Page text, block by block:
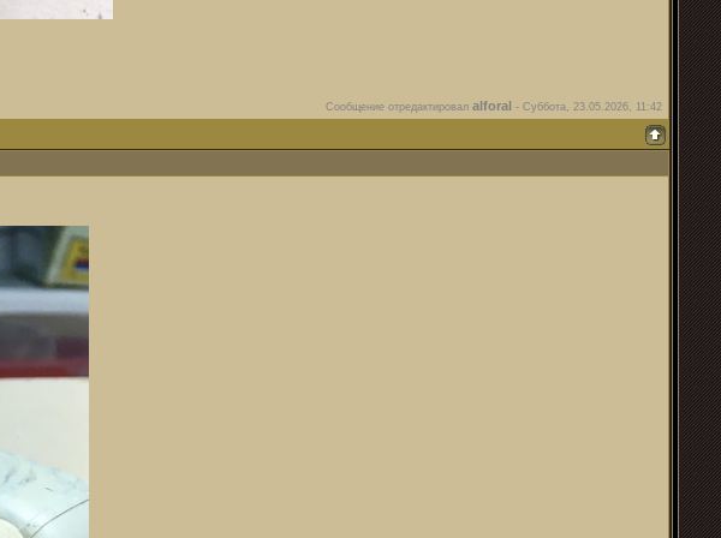
Сообщение отредактировал alforal - Суббота, 23.05.2026, 11:42